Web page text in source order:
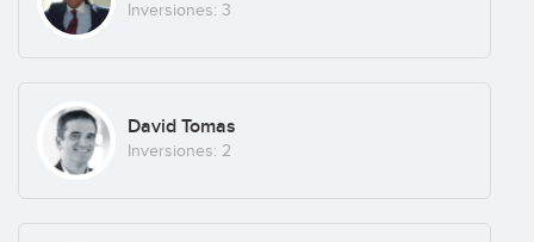
Inversiones: 3
David Tomas
Inversiones: 2